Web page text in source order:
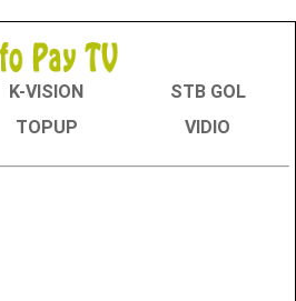
K-VISION
STB GOL
TOPUP VIDIO